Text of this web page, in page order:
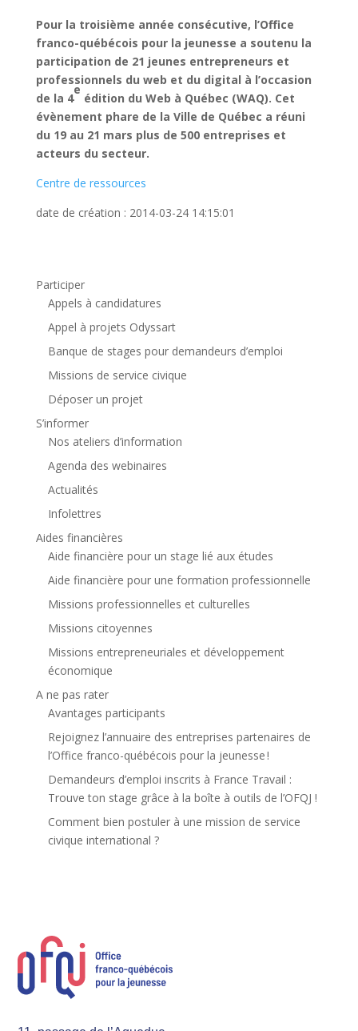
Pour la troisième année consécutive, l’Office
franco-québécois pour la jeunesse a soutenu la
participation de 21 jeunes entrepreneurs et
professionnels du web et du digital à l’occasion
de la 4
e
édition du Web à Québec (WAQ). Cet
évènement phare de la Ville de Québec a réuni
du 19 au 21 mars plus de 500 entreprises et
acteurs du secteur.
Centre de ressources
date de création : 2014-03-24 14:15:01
Participer
Appels à candidatures
Appel à projets Odyssart
Banque de stages pour demandeurs d’emploi
Missions de service civique
Déposer un projet
S’informer
Nos ateliers d’information
Agenda des webinaires
Actualités
Infolettres
Aides financières
Aide financière pour un stage lié aux études
Aide financière pour une formation professionnelle
Missions professionnelles et culturelles
Missions citoyennes
Missions entrepreneuriales et développement
économique
A ne pas rater
Avantages participants
Rejoignez l’annuaire des entreprises partenaires de
l’Office franco-québécois pour la jeunesse !
Demandeurs d’emploi inscrits à France Travail :
Trouve ton stage grâce à la boîte à outils de l’OFQJ !
Comment bien postuler à une mission de service
civique international ?